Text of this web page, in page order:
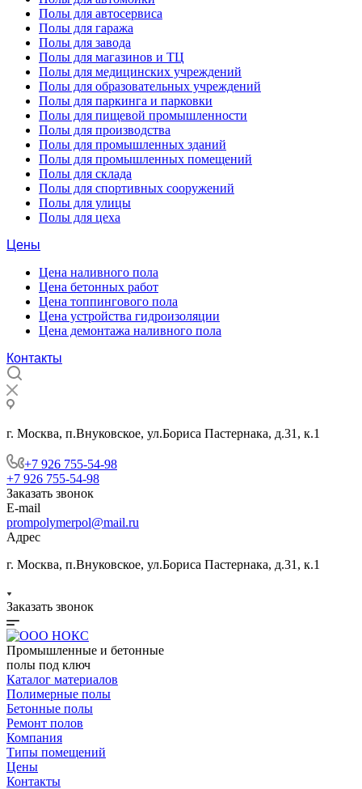
Полы для автосервиса
Полы для гаража
Полы для завода
Полы для магазинов и ТЦ
Полы для медицинских учреждений
Полы для образовательных учреждений
Полы для паркинга и парковки
Полы для пищевой промышленности
Полы для производства
Полы для промышленных зданий
Полы для промышленных помещений
Полы для склада
Полы для спортивных сооружений
Полы для улицы
Полы для цеха
Цены
Цена наливного пола
Цена бетонных работ
Цена топпингового пола
Цена устройства гидроизоляции
Цена демонтажа наливного пола
Контакты
г. Москва, п.Внуковское, ул.Бориса Пастернака, д.31, к.1
+7 926 755-54-98
+7 926 755-54-98
Заказать звонок
E-mail
prompolymerpol@mail.ru
Адрес
г. Москва, п.Внуковское, ул.Бориса Пастернака, д.31, к.1
Заказать звонок
Промышленные и бетонные
полы под ключ
Каталог материалов
Полимерные полы
Бетонные полы
Ремонт полов
Компания
Типы помещений
Цены
Контакты